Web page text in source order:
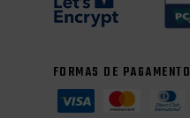
FORMAS DE PAGAMENTO